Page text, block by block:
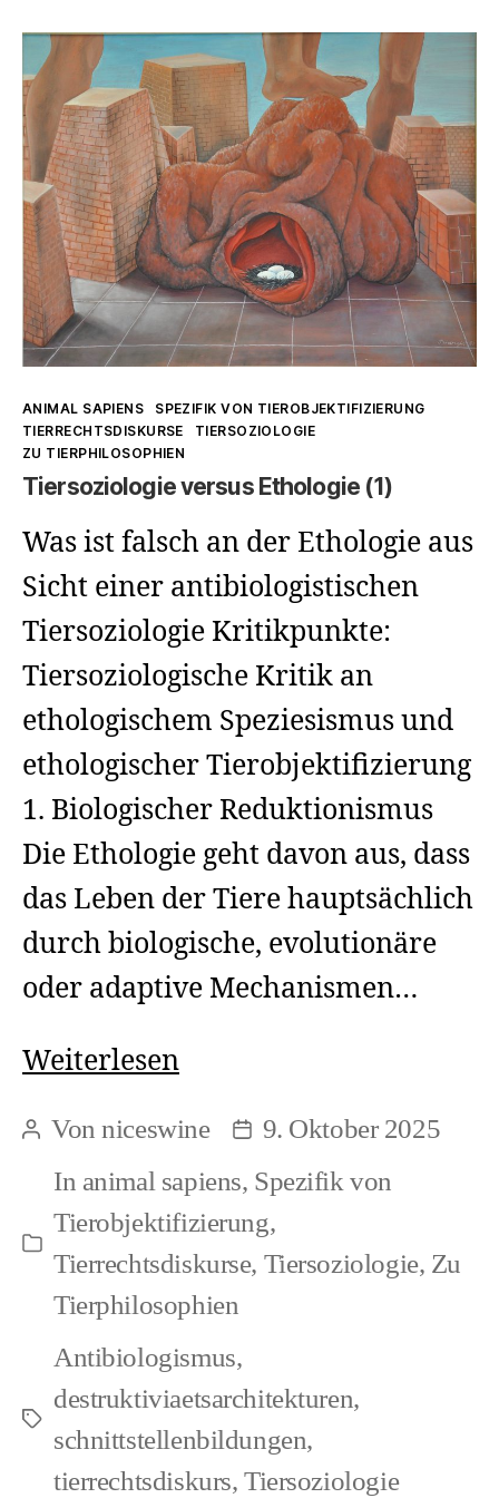
Die
Konstante
der
zweiten
Natur
(1)
Kategorien
ANIMAL SAPIENS
SPEZIFIK VON TIEROBJEKTIFIZIERUNG
TIERRECHTSDISKURSE
TIERSOZIOLOGIE
ZU TIERPHILOSOPHIEN
Tiersoziologie versus Ethologie (1)
Was ist falsch an der Ethologie aus
Sicht einer antibiologistischen
Tiersoziologie Kritikpunkte:
Tiersoziologische Kritik an
ethologischem Speziesismus und
ethologischer Tierobjektifizierung
1. Biologischer Reduktionismus
Die Ethologie geht davon aus, dass
das Leben der Tiere hauptsächlich
durch biologische, evolutionäre
oder adaptive Mechanismen…
WeiterlesenTiersoziologie
Ethologie
(1)
Beitragsautor
Vonniceswine Beitragsdatum
9. Oktober 2025
Kategorien
In animal sapiens, Spezifik von
Tierobjektifizierung,
Tierrechtsdiskurse, Tiersoziologie, Zu
Tierphilosophien
Schlagwörter
Antibiologismus,
destruktiviaetsarchitekturen,
schnittstellenbildungen,
tierrechtsdiskurs, Tiersoziologie